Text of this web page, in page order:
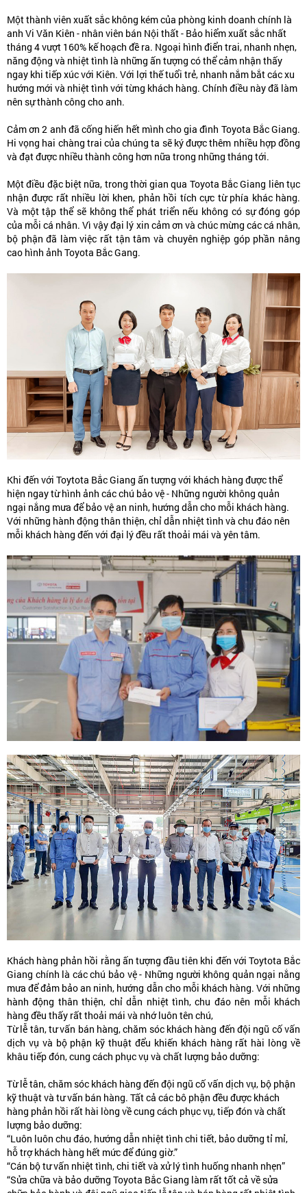
Một thành viên xuất sắc không kém của phòng kinh doanh chính là
anh Vi Văn Kiên - nhân viên bán Nội thất - Bảo hiểm xuất sắc nhất
tháng 4 vượt 160% kế hoạch đề ra. Ngoại hình điển trai, nhanh nhẹn,
năng động và nhiệt tình là những ấn tượng có thể cảm nhận thấy
ngay khi tiếp xúc với Kiên. Với lợi thế tuổi trẻ, nhanh nắm bắt các xu
hướng mới và nhiệt tình với từng khách hàng. Chính điều này đã làm
nên sự thành công cho anh.
Cảm ơn 2 anh đã cống hiến hết mình cho gia đình Toyota Bắc Giang.
Hi vọng hai chàng trai của chúng ta sẽ ký được thêm nhiều hợp đồng
và đạt được nhiều thành công hơn nữa trong những tháng tới.
Một điều đặc biệt nữa, trong thời gian qua Toyota Bắc Giang liên tục
nhận được rất nhiều lời khen, phản hồi tích cực từ phía khác hàng.
Và một tập thể sẽ không thể phát triển nếu không có sự đóng góp
của mỗi cá nhân. Vì vậy đại lý xin cảm ơn và chúc mừng các cá nhân,
bộ phận đã làm việc rất tận tâm và chuyên nghiệp góp phần nâng
cao hình ảnh Toyota Bắc Gang.
Khi đến với Toytota Bắc Giang ấn tượng với khách hàng được thể
hiện ngay từ hình ảnh các chú bảo vệ - Những người không quản
ngại nắng mưa để bảo vệ an ninh, hướng dẫn cho mỗi khách hàng.
Với những hành động thân thiện, chỉ dẫn nhiệt tình và chu đáo nên
mỗi khách hàng đến với đại lý đều rất thoải mái và yên tâm.
Khách hàng phản hồi rằng ấn tượng đầu tiên khi đến với Toytota Bắc
Giang chính là các chú bảo vệ - Những người không quản ngại nắng
mưa để đảm bảo an ninh, hướng dẫn cho mỗi khách hàng. Với những
hành động thân thiện, chỉ dẫn nhiệt tình, chu đáo nên mỗi khách
hàng đều thấy rất thoải mái và nhớ luôn tên chú,
Từ lễ tân, tư vấn bán hàng, chăm sóc khách hàng đến đội ngũ cố vấn
dịch vụ và bộ phận kỹ thuật đểu khiến khách hàng rất hài lòng về
khâu tiếp đón, cung cách phục vụ và chất lượng bảo dưỡng:
Từ lễ tân, chăm sóc khách hàng đến đội ngũ cố vấn dịch vụ, bộ phận
kỹ thuật và tư vấn bán hàng. Tất cả các bô phận đều được khách
hàng phản hồi rất hài lòng về cung cách phục vụ, tiếp đón và chất
lượng bảo dưỡng:
“Luôn luôn chu đáo, hướng dẫn nhiệt tình chi tiết, bảo dưỡng tỉ mỉ,
hỗ trợ khách hàng hết mức để đúng giờ.”
“Cán bộ tư vấn nhiệt tình, chi tiết và xử lý tình huống nhanh nhẹn”
“Sửa chữa và bảo dưỡng Toyota Bắc Giang làm rất tốt cả về sửa